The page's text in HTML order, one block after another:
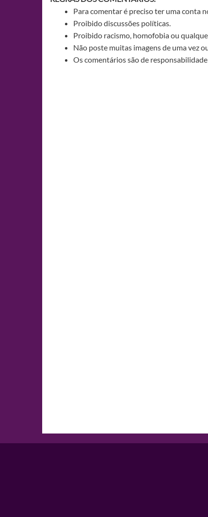
Para comentar é preciso ter uma conta
Proibido discussões políticas.
Proibido racismo, homofobia ou
Não poste muitas imagens de uma vez
Os comentários são de